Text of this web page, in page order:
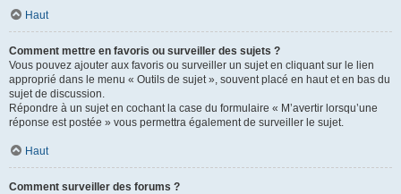
Haut
Comment mettre en favoris ou surveiller des sujets ?
Vous pouvez ajouter aux favoris ou surveiller un sujet en cliquant sur le lien
approprié dans le menu « Outils de sujet », souvent placé en haut et en bas du
sujet de discussion.
Répondre à un sujet en cochant la case du formulaire « M’avertir lorsqu’une
réponse est postée » vous permettra également de surveiller le sujet.
Haut
Comment surveiller des forums ?